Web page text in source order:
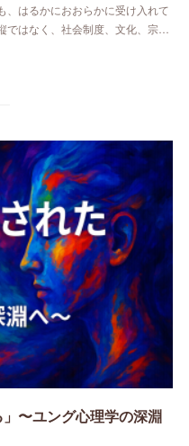
、はるかにおおらかに受け入れて
ではなく、社会制度、文化、宗…
」〜ユング心理学の深淵